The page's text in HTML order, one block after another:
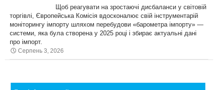
Щоб реагувати на зростаючі дисбаланси у світовій
торгівлі, Європейська Комісія вдосконалює свій інструментарій
моніторингу імпорту шляхом перебудови «барометра імпорту» —
системи, яка була створена у 2025 році і збирає актуальні дані
про імпорт.
Серпень 3, 2026